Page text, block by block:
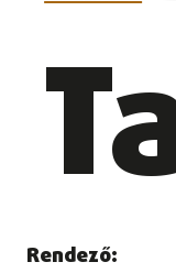
Rendező: